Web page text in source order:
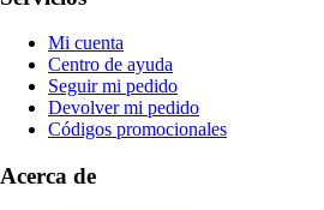
Mi cuenta
Centro de ayuda
Seguir mi pedido
Devolver mi pedido
Códigos promocionales
Acerca de